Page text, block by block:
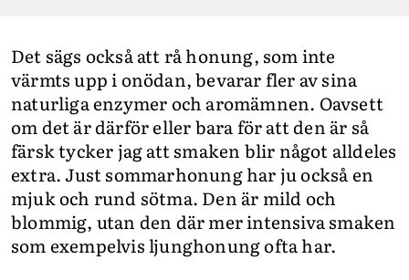
Det sägs också att rå honung, som inte
värmts upp i onödan, bevarar fler av sina
naturliga enzymer och aromämnen. Oavsett
om det är därför eller bara för att den är så
färsk tycker jag att smaken blir något alldeles
extra. Just sommarhonung har ju också en
mjuk och rund sötma. Den är mild och
blommig, utan den där mer intensiva smaken
som exempelvis ljunghonung ofta har.